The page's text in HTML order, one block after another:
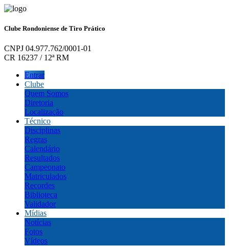
Clube Rondoniense de Tiro Prático
CNPJ 04.977.762/0001-01
CR 16237 / 12ª RM
Entrar
Clube
Quem Somos
Diretoria
Localização
Técnico
Disciplinas
Regras
Calendário
Resultados
Campeonato
Matriculados
Recordes
Biblioteca
Validador
Mídias
Notícias
Fotos
Vídeos